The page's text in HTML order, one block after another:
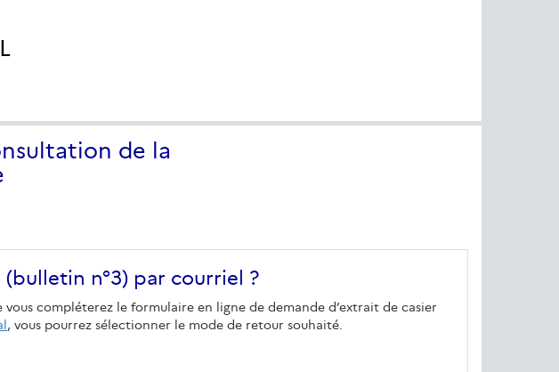
de la
n°3) par courriel ?
compléterez le formulaire en ligne de demande d’extrait de casier
, vous pourrez sélectionner le mode de retour souhaité.